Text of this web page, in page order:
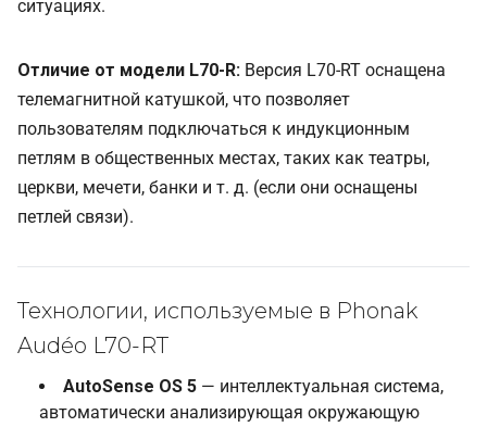
ситуациях.
Отличие от модели L70-R: Версия L70-RT оснащена
телемагнитной катушкой, что позволяет
пользователям подключаться к индукционным
петлям в общественных местах, таких как театры,
церкви, мечети, банки и т. д. (если они оснащены
петлей связи).
Технологии, используемые в Phonak
Audéo L70-RT
AutoSense OS 5 — интеллектуальная система,
автоматически анализирующая окружающую